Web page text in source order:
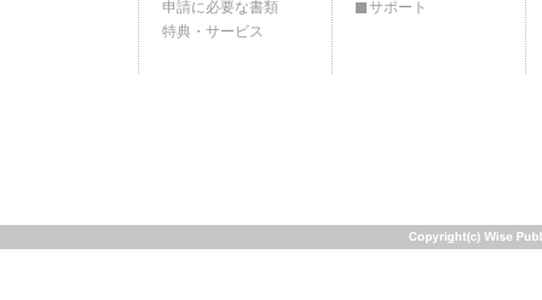
申請に必要な書類
特典・サービス
サポート